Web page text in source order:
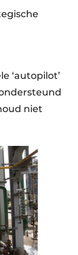
‘autopilot’
niet